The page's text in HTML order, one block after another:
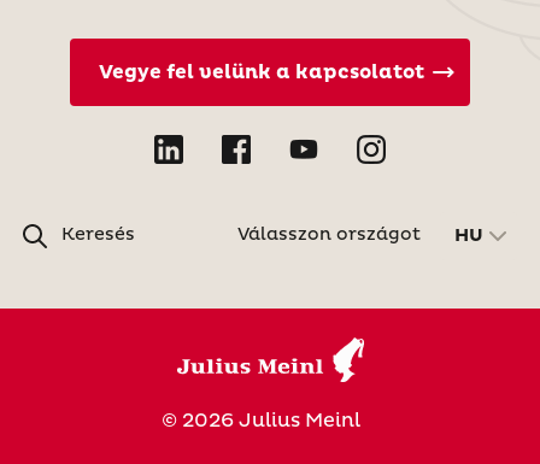
Keresés
Vegye fel velünk a kapcsolatot
Válasszon országot HU
© 2026 Julius Meinl